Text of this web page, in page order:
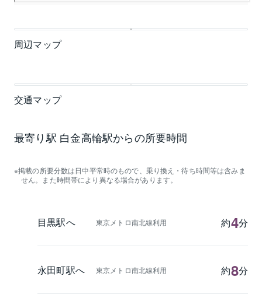
周辺マップ
交通マップ
最寄り駅 白金高輪駅からの所要時間
掲載の所要分数は日中平常時のもので、乗り換え・待ち時間等は含みま
せん。また時間帯により異なる場合があります。
目黒駅へ 東京メトロ南北線利用 約4分
永田町駅へ 東京メトロ南北線利用 約8分